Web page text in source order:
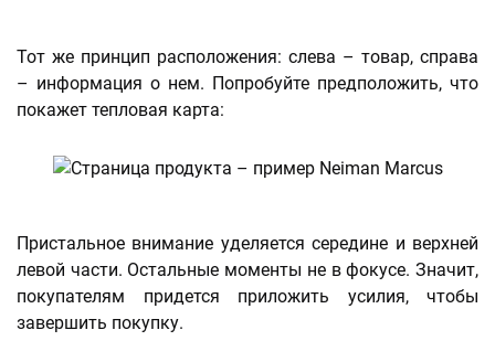
Тот же принцип расположения: слева – товар, справа
– информация о нем. Попробуйте предположить, что
покажет тепловая карта:
Пристальное внимание уделяется середине и верхней
левой части. Остальные моменты не в фокусе. Значит,
покупателям придется приложить усилия, чтобы
завершить покупку.